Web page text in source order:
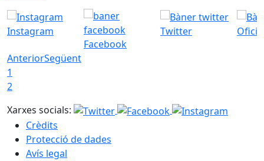
Instagram
Facebook
Twitter
AnteriorSegüent
1
2
Xarxes socials:
Crèdits
Protecció de dades
Avís legal